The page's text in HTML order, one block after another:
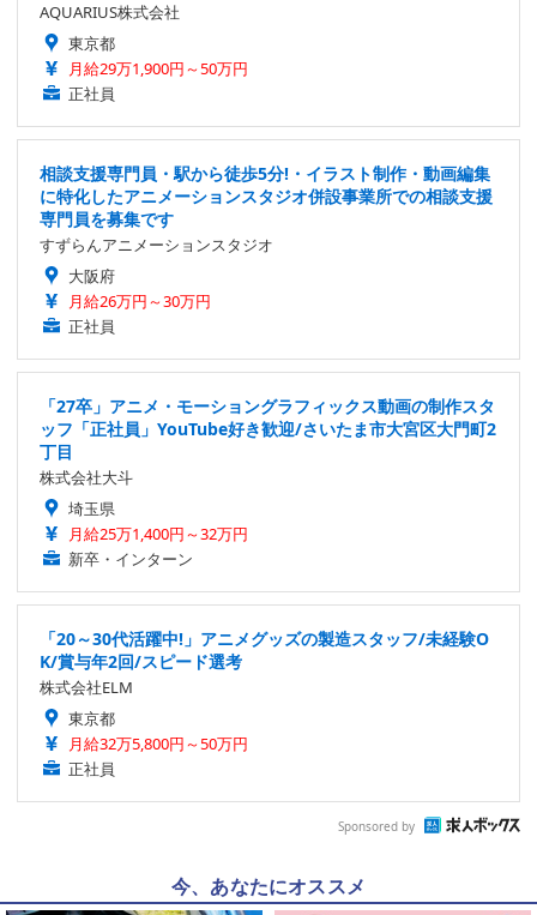
AQUARIUS株式会社
東京都
月給29万1,900円～50万円
正社員
相談支援専門員・駅から徒歩5分!・イラスト制作・動画編集
に特化したアニメーションスタジオ併設事業所での相談支援
専門員を募集です
すずらんアニメーションスタジオ
大阪府
月給26万円～30万円
正社員
「27卒」アニメ・モーショングラフィックス動画の制作スタ
ッフ「正社員」YouTube好き歓迎/さいたま市大宮区大門町2
丁目
株式会社大斗
埼玉県
月給25万1,400円～32万円
新卒・インターン
「20～30代活躍中!」アニメグッズの製造スタッフ/未経験O
K/賞与年2回/スピード選考
株式会社ELM
東京都
月給32万5,800円～50万円
正社員
Sponsored by
今、あなたにオススメ